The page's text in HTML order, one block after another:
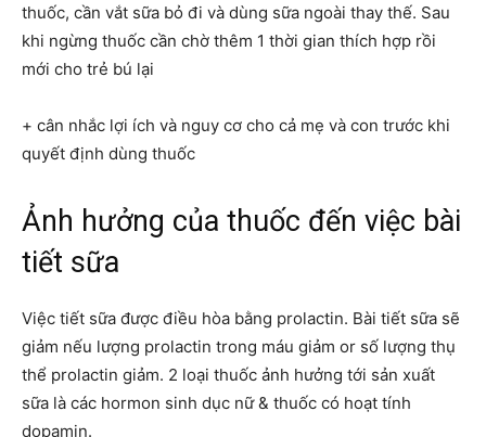
thuốc, cần vắt sữa bỏ đi và dùng sữa ngoài thay thế. Sau
khi ngừng thuốc cần chờ thêm 1 thời gian thích hợp rồi
mới cho trẻ bú lại
+ cân nhắc lợi ích và nguy cơ cho cả mẹ và con trước khi
quyết định dùng thuốc
Ảnh hưởng của thuốc đến việc bài
tiết sữa
Việc tiết sữa được điều hòa bằng prolactin. Bài tiết sữa sẽ
giảm nếu lượng prolactin trong máu giảm or số lượng thụ
thể prolactin giảm. 2 loại thuốc ảnh hưởng tới sản xuất
sữa là các hormon sinh dục nữ & thuốc có hoạt tính
dopamin.